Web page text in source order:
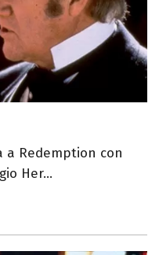
a Redemption con
Her...